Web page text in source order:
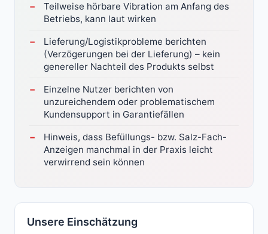
Teilweise hörbare Vibration am Anfang des
Betriebs, kann laut wirken
Lieferung/Logistikprobleme berichten
(Verzögerungen bei der Lieferung) – kein
genereller Nachteil des Produkts selbst
Einzelne Nutzer berichten von
unzureichendem oder problematischem
Kundensupport in Garantiefällen
Hinweis, dass Befüllungs- bzw. Salz-Fach-
Anzeigen manchmal in der Praxis leicht
verwirrend sein können
Unsere Einschätzung